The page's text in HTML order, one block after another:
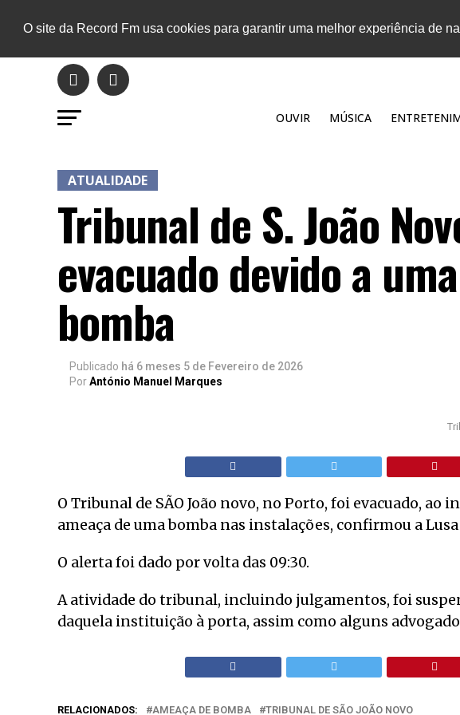
O site da Record Fm usa cookies para garantir uma melhor experiência de
OUVIR MÚSICA
ATUALIDADE
Tribunal de S. João
evacuado devido a
bomba
Publicado há 6 meses 5 de Fevereiro de 2026
PorAntónio Manuel Marques
O Tribunal de SÃO João novo, no Porto, foi evacuado, ao
ameaça de uma bomba nas instalações, confirmou a
O alerta foi dado por volta das 09:30.
A atividade do tribunal, incluindo julgamentos, foi
daquela instituição à porta, assim como alguns
RELACIONADOS: AMEAÇA DE BOMBA TRIBUNAL DE SÃO JOÃO NOVO